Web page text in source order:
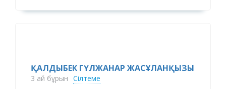
ҚАЛДЫБЕК ГҮЛЖАНАР ЖАСҰЛАНҚЫЗЫ
3 ай бұрын Сілтеме